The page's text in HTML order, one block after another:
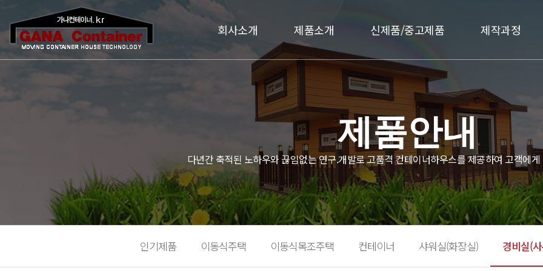
회사소개 제품소개 신제품/중고제품 제작과정
제품안내
다년간 축적된 노하우와 끊임없는 연구.개발로 고품격 컨테이너하우스를 제공하여 고객에
인기제품 이동식주택 이동식목조주택 컨테이너 샤워실(화장실) 경비실(